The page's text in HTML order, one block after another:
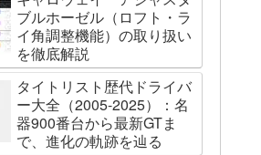
ブルホーゼル（ロフト・ラ
イ角調整機能）の取り扱い
を徹底解説
タイトリスト歴代ドライバ
ー大全（2005-2025）：名
器900番台から最新GTま
で、進化の軌跡を辿る